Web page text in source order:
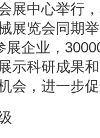
展中心举行
展览会同期
展企业，
示科研成果
会，进一步